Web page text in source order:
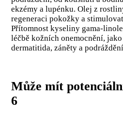
ekzémy a lupénku. Olej z
regeneraci pokožky a
Přítomnost kyseliny gama-
léčbě kožních onemocnění,
dermatitida, záněty a
Může mít
6